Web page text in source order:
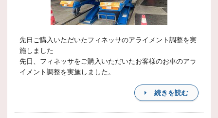
先日ご購入いただいたフィネッサのアライメント調整を実
施しました
先日、フィネッサをご購入いただいたお客様のお車のアラ
イメント調整を実施しました。
続きを読む